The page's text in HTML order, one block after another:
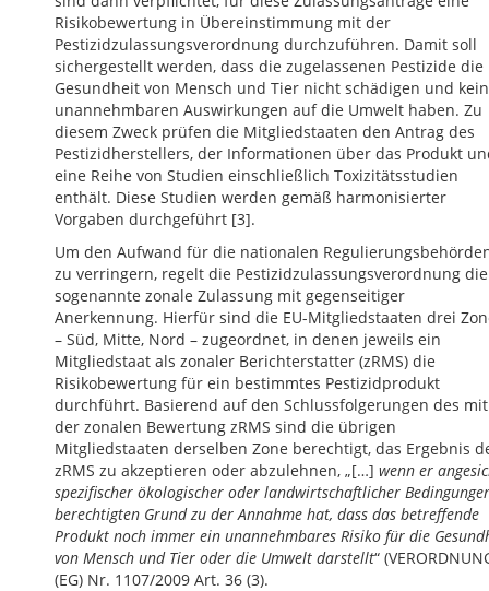
Risikobewertung in Übereinstimmung mit der
Pestizidzulassungsverordnung durchzuführen. Damit soll
sichergestellt werden, dass die zugelassenen Pestizide die
Gesundheit von Mensch und Tier nicht schädigen und
unannehmbaren Auswirkungen auf die Umwelt haben. Zu
diesem Zweck prüfen die Mitgliedstaaten den Antrag des
Pestizidherstellers, der Informationen über das Produkt
eine Reihe von Studien einschließlich Toxizitätsstudien
enthält. Diese Studien werden gemäß harmonisierter
Vorgaben durchgeführt [3].
Um den Aufwand für die nationalen
zu verringern, regelt die Pestizidzulassungsverordnung die
sogenannte zonale Zulassung mit gegenseitiger
Anerkennung. Hierfür sind die EU-Mitgliedstaaten drei
– Süd, Mitte, Nord – zugeordnet, in denen jeweils ein
Mitgliedstaat als zonaler Berichterstatter (zRMS) die
Risikobewertung für ein bestimmtes Pestizidprodukt
durchführt. Basierend auf den Schlussfolgerungen des mit
der zonalen Bewertung zRMS sind die übrigen
Mitgliedstaaten derselben Zone berechtigt, das Ergebnis
zRMS zu akzeptieren oder abzulehnen, „[…] wenn er
spezifischer ökologischer oder landwirtschaftlicher
berechtigten Grund zu der Annahme hat, dass das betreffende
Produkt noch immer ein unannehmbares Risiko für die
von Mensch und Tier oder die Umwelt darstellt“
(EG) Nr. 1107/2009 Art. 36 (3).